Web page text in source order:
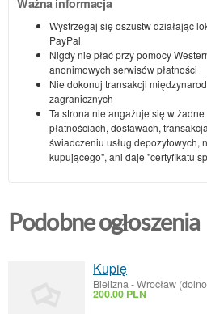
Wystrzegaj się oszustw działając
PayPal
Nigdy nie płać przy pomocy
anonimowych serwisów płatności
Nie dokonuj transakcji
zagranicznych
Ta strona nie angażuje się w
płatnościach, dostawach,
świadczeniu usług depozytowych,
kupującego", ani daje "certyfikatu
Podobne ogłoszenia
Kupię
Bielizna-Wrocław
200.00 PLN